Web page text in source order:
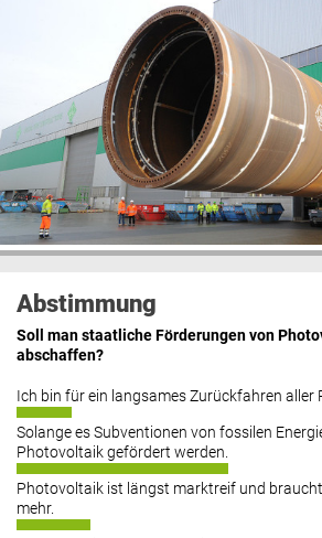
Abstimmung
Soll man staatliche Förderungen von
abschaffen?
Ich bin für ein langsames Zurückfahren aller
Solange es Subventionen von fossilen
Photovoltaik gefördert werden.
Photovoltaik ist längst marktreif und
mehr.